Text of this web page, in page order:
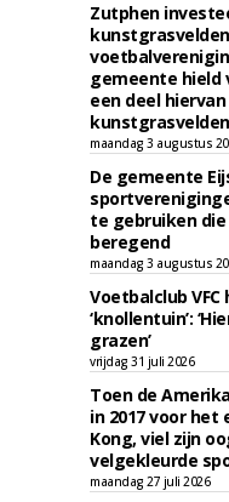
Zutphen
gemeente hield
een deel
maandag 3 augustus
De gemeente
te gebruiken
beregend
maandag 3 augustus
Voetbalclub
‘knollentuin’:
grazen’
vrijdag 31 juli 2026
Toen de
in 2017 voor
Kong, viel zijn
velgekleurde
maandag 27 juli 2026